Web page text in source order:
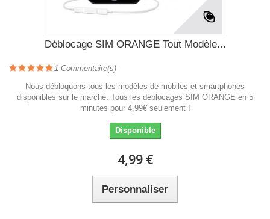
Déblocage SIM ORANGE Tout Modèle...
1 Commentaire(s)
Nous débloquons tous les modèles de mobiles et smartphones
disponibles sur le marché. Tous les déblocages SIM ORANGE en 5
minutes pour 4,99€ seulement !
Disponible
4,99 €
Personnaliser